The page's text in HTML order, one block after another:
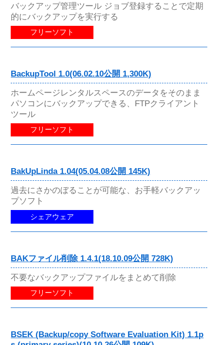
バックアップ管理ツール ジョブ登録することで定期
的にバックアップを実行する
フリーソフト
BackupTool 1.0(06.02.10公開 1,300K)
ホームページレンタルスペースのデータをそのまま
パソコンにバックアップできる、FTPクライアント
ツール
フリーソフト
BakUpLinda 1.04(05.04.08公開 145K)
過去にさかのぼることが可能な、お手軽バックアッ
プソフト
シェアウェア
BAKファイル削除 1.4.1(18.10.09公開 728K)
不要なバックアップファイルをまとめて削除
フリーソフト
BSEK (Backup/copy Software Evaluation Kit) 1.1p